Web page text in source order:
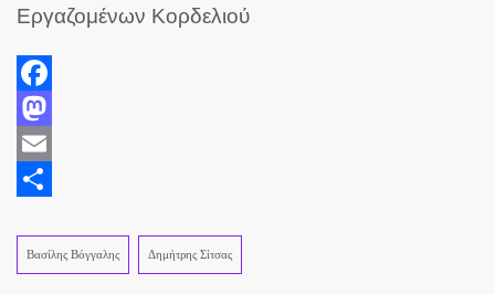
Εργαζομένων Κορδελιού
Facebook
Mastodon
Email
Βασίλης Βόγγαλης Δημήτρης Σίτσας